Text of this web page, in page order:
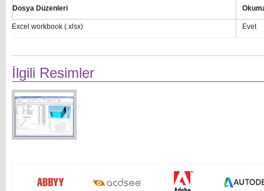
Dosya Düzenleri
Excel workbook (.xlsx) Evet
İlgili Resimler